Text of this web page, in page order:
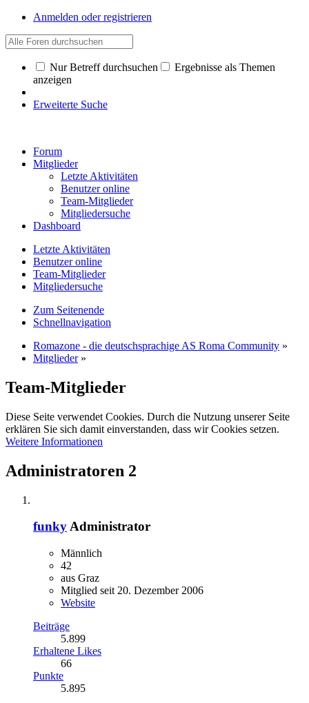
Anmelden oder registrieren
Nur Betreff durchsuchen
Ergebnisse als Themen
anzeigen
Erweiterte Suche
Forum
Mitglieder
Letzte Aktivitäten
Benutzer online
Team-Mitglieder
Mitgliedersuche
Dashboard
Letzte Aktivitäten
Benutzer online
Team-Mitglieder
Mitgliedersuche
Zum Seitenende
Schnellnavigation
Romazone - die deutschsprachige AS Roma Community »
Mitglieder »
Team-Mitglieder
Diese Seite verwendet Cookies. Durch die Nutzung unserer Seite
erklären Sie sich damit einverstanden, dass wir Cookies setzen.
Weitere Informationen
Administratoren 2
funkyAdministrator
Männlich
42
aus Graz
Mitglied seit 20. Dezember 2006
Website
Beiträge
5.899
Erhaltene Likes
66
Punkte
5.895